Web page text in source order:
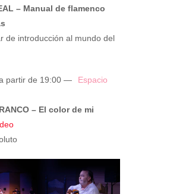
– Manual de flamenco
de introducción al mundo del
partir de 19:00 —
Espacio
– El color de mi